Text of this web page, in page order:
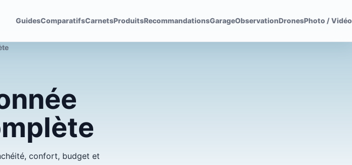
GuidesComparatifsCarnetsProduitsRecommandationsGarageObservationDronesPhoto / Vidéo
confort, budget et